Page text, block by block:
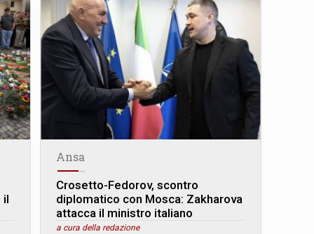
il
Ansa
Crosetto-Fedorov, scontro
diplomatico con Mosca: Zakharova
attacca il ministro italiano
a cura della redazione